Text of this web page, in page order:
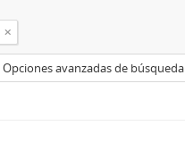
Opciones avanzadas de búsqueda